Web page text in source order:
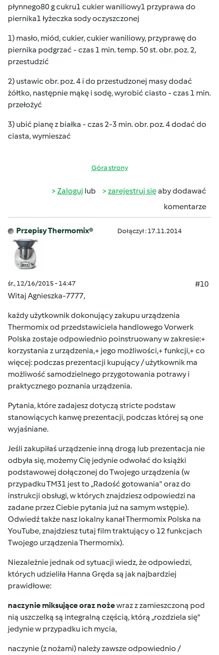
płynnego80 g cukru1 cukier waniliowy1 przyprawa do
piernika1 łyżeczka sody oczyszczonej
1) masło, miód, cukier, cukier waniliowy, przyprawę do
piernika podgrzać - czas 1 min. temp. 50 st. obr. poz. 2,
przestudzić
2) ustawic obr. poz. 4 i do przestudzonej masy dodać
żółtko, następnie mąkę i sodę, wyrobić ciasto - czas 1 min.
przełożyć
3) ubić pianę z białka - czas 2-3 min. obr. poz. 4 dodać do
ciasta, wymieszać
Góra strony
Zaloguj lub zarejestruj sięaby dodawać
komentarze
Przepisy Thermomix® Dołączył : 17.11.2014
śr., 12/16/2015 - 14:47
#10
Witaj Agnieszka-7777,
każdy użytkownik dokonujący zakupu urządzenia
Thermomix od przedstawiciela handlowego Vorwerk
Polska zostaje odpowiednio poinstruowany w zakresie:+
korzystania z urządzenia,+ jego możliwości,+ funkcji,+ co
więcej: podczas prezentacji kupujący / użytkownik ma
możliwość samodzielnego przygotowania potrawy i
praktycznego poznania urządzenia.
Pytania, które zadajesz dotyczą stricte podstaw
stanowiących kanwę prezentacji, podczas której są one
wyjaśniane.
Jeśli zakupiłaś urządzenie inną drogą lub prezentacja nie
odbyła się, możemy Cię jedynie odwołać do książki
podstawowej dołączonej do Twojego urządzenia (w
przypadku TM31 jest to „Radość gotowania" oraz do
instrukcji obsługi, w których znajdziesz odpowiedzi na
zadane przez Ciebie pytania już na samym wstępie).
Odwiedź także nasz lokalny kanał Thermomix Polska na
YouTube, znajdziesz tutaj film traktujący o 12 funkcjach
Twojego urządzenia Thermomix).
Niezależnie jednak od sytuacji wiedz, że odpowiedzi,
których udzieliła Hanna Gręda są jak najbardziej
prawidłowe:
naczynie miksujące oraz nożewraz z zamieszczoną pod
nią uszczelką są integralną częścią, którą „rozdziela się"
jedynie w przypadku ich mycia,
naczynie (z nożami) należy zawsze odpowiednio /